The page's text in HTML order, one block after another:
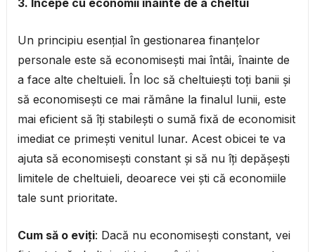
3. Începe cu economii înainte de a cheltui
Un principiu esențial în gestionarea finanțelor
personale este să economisești mai întâi, înainte de
a face alte cheltuieli. În loc să cheltuiești toți banii și
să economisești ce mai rămâne la finalul lunii, este
mai eficient să îți stabilești o sumă fixă de economisit
imediat ce primești venitul lunar. Acest obicei te va
ajuta să economisești constant și să nu îți depășești
limitele de cheltuieli, deoarece vei ști că economiile
tale sunt prioritate.
Cum să o eviți: Dacă nu economisești constant, vei